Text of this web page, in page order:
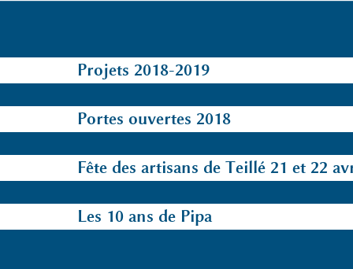
Projets 2018-2019
Portes ouvertes 2018
Fête des artisans de Teillé 21 et 22
Les 10 ans de Pipa